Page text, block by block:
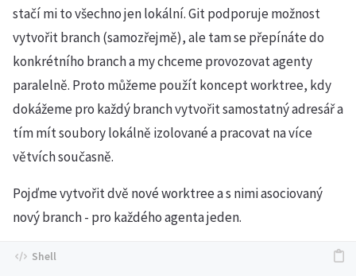
stačí mi to všechno jen lokální. Git podporuje možnost
vytvořit branch (samozřejmě), ale tam se přepínáte do
konkrétního branch a my chceme provozovat agenty
paralelně. Proto můžeme použít koncept worktree, kdy
dokážeme pro každý branch vytvořit samostatný adresář a
tím mít soubory lokálně izolované a pracovat na více
větvích současně.
Pojďme vytvořit dvě nové worktree a s nimi asociovaný
nový branch - pro každého agenta jeden.